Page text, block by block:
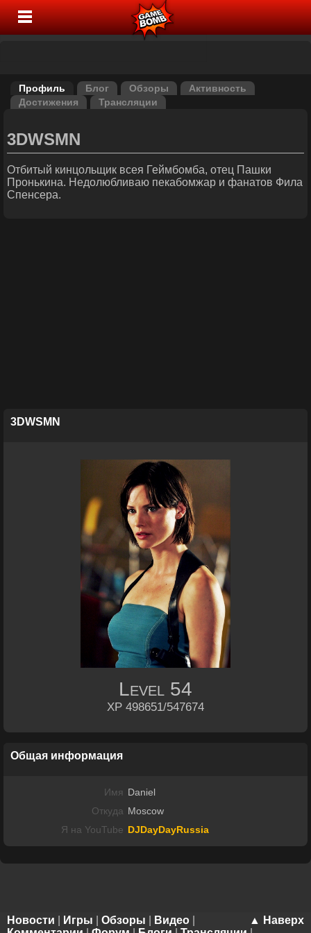
Профиль Блог Обзоры
Активность
Достижения
Трансляции
3DWSMN
Отбитый кинцольщик всея Геймбомба, отец Пашки
Пронькина. Недолюбливаю пекабомжар и фанатов Фила
Спенсера.
3DWSMN
Level 54
XP 498651/547674
Общая информация
Имя Daniel
Откуда Moscow
Я на YouTube DJDayDayRussia
▲ Наверх
Новости Игры Обзоры Видео